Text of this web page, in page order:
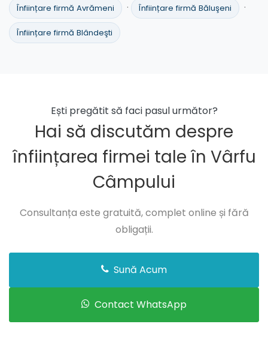
Înființare firmă Avrămeni · Înființare firmă Băluşeni ·
Înființare firmă Blândeşti
Ești pregătit să faci pasul următor?
Hai să discutăm despre
înființarea firmei tale în Vârfu
Câmpului
Consultanța este gratuită, complet online și fără
obligații.
Sună Acum
Contact WhatsApp